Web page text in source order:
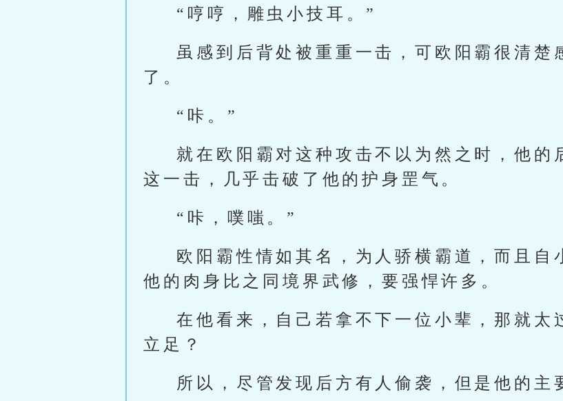
“哼哼，雕虫小技耳。”
虽感到后背处被重重一击，可欧阳霸很清楚
了。
“咔。”
就在欧阳霸对这种攻击不以为然之时，他的
这一击，几乎击破了他的护身罡气。
“咔，噗嗤。”
欧阳霸性情如其名，为人骄横霸道，而且自
他的肉身比之同境界武修，要强悍许多。
在他看来，自己若拿不下一位小辈，那就太
立足？
所以，尽管发现后方有人偷袭，但是他的主